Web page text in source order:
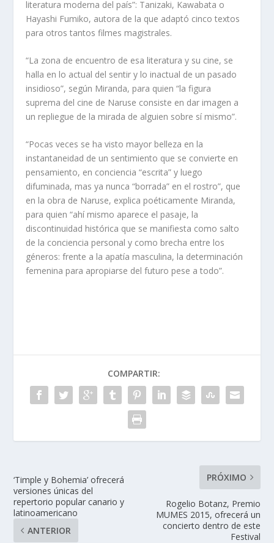
literatura moderna del país”: Tanizaki, Kawabata o
Hayashi Fumiko, autora de la que adaptó cinco textos
para otros tantos filmes magistrales.
“La zona de encuentro de esa literatura y su cine, se
halla en lo actual del sentir y lo inactual de un pasado
insidioso”, según Miranda, para quien “la figura
suprema del cine de Naruse consiste en dar imagen a
un repliegue de la mirada de alguien sobre sí mismo”.
“Pocas veces se ha visto mayor belleza en la
instantaneidad de un sentimiento que se convierte en
pensamiento, en conciencia “escrita” y luego
difuminada, mas ya nunca “borrada” en el rostro”, que
en la obra de Naruse, explica poéticamente Miranda,
para quien “ahí mismo aparece el pasaje, la
discontinuidad histórica que se manifiesta como salto
de la conciencia personal y como brecha entre los
géneros: frente a la apatía masculina, la determinación
femenina para apropiarse del futuro pese a todo”.
COMPARTIR:
‘Timple y Bohemia’ ofrecerá
versiones únicas del
repertorio popular canario y
latinoamericano
ANTERIOR
PRÓXIMO
Rogelio Botanz, Premio
MUMES 2015, ofrecerá un
concierto dentro de este
Festival